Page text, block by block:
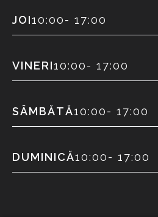
JOI10:00- 17:00
VINERI10:00- 17:00
SÂMBĂTĂ10:00- 17:00
DUMINICĂ10:00- 17:00